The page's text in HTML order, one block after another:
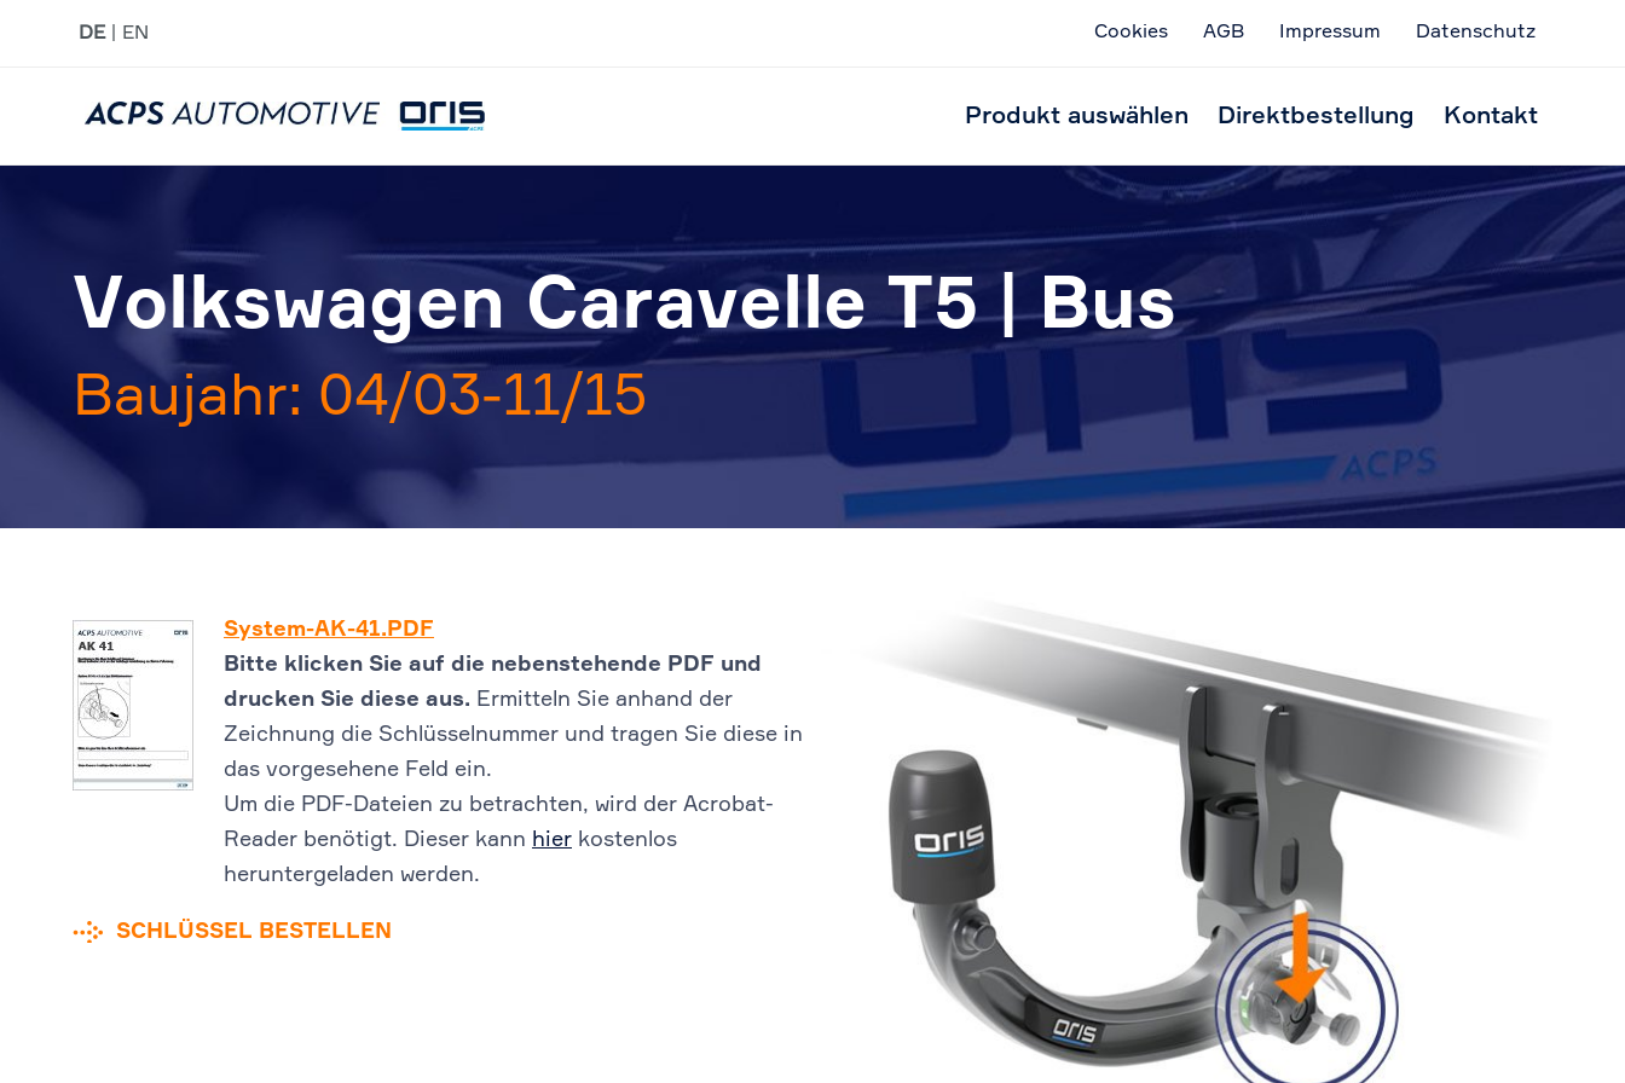
DE EN Cookies AGB Impressum Datenschutz
Produkt auswählen Direktbestellung Kontakt
Volkswagen Caravelle T5 | Bus
Baujahr: 04/03-11/15
System-AK-41.PDF
Bitte klicken Sie auf die nebenstehende PDF und
drucken Sie diese aus. Ermitteln Sie anhand der
Zeichnung die Schlüsselnummer und tragen Sie diese in
das vorgesehene Feld ein.
Um die PDF-Dateien zu betrachten, wird der Acrobat-
Reader benötigt. Dieser kann hier kostenlos
heruntergeladen werden.
SCHLÜSSEL BESTELLEN